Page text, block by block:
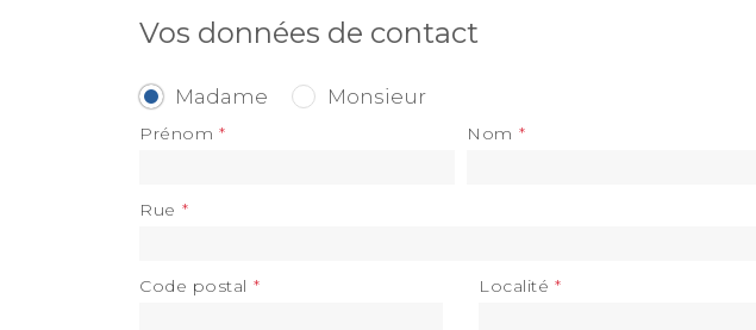
Vos données de contact
Madame Monsieur
Prénom Nom
Rue
Code postal Localité